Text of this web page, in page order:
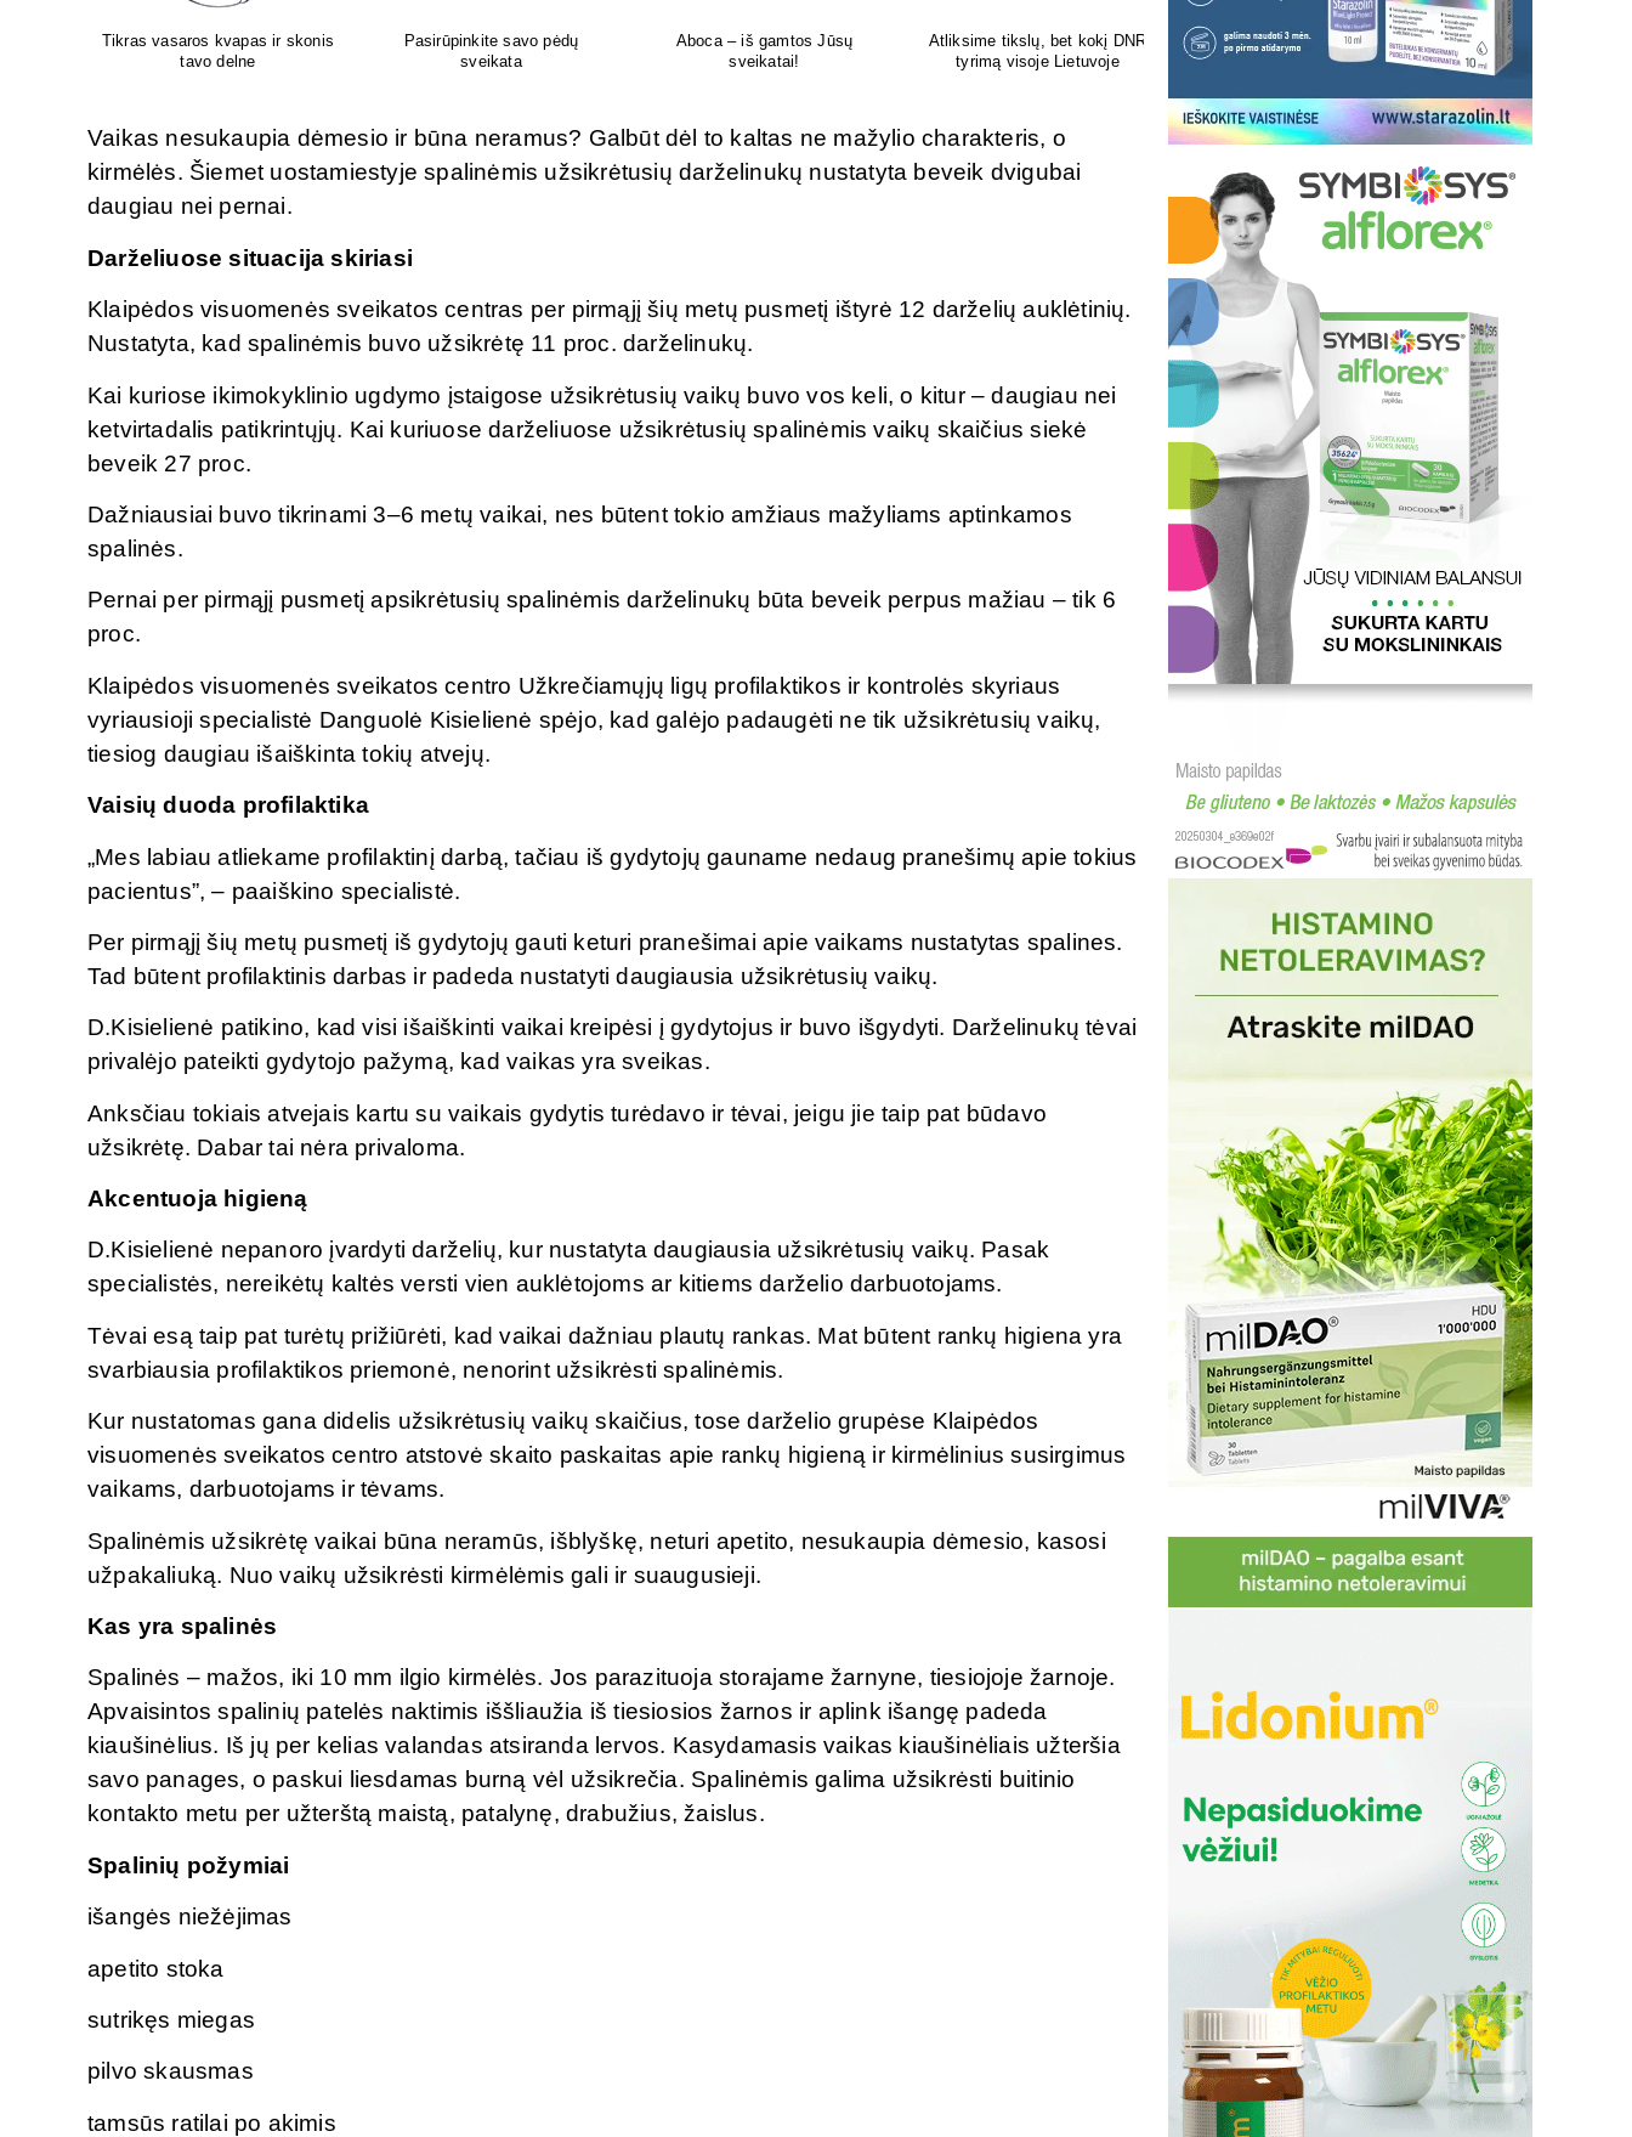
Aboca – iš gamtos Jūsų
sveikatai!
Atliksime tikslų, bet kokį DNR
tyrimą visoje Lietuvoje
Šiuolaikiška vaikų sveikatos
priežiūros įstaiga
Tikras vasaros kvapas ir skonis
tavo delne
Pasirūpinkite savo pėdų
sveikata
Vaikas nesukaupia dėmesio ir būna neramus? Galbūt dėl to kaltas ne mažylio charakteris, o
kirmėlės. Šiemet uostamiestyje spalinėmis užsikrėtusių darželinukų nustatyta beveik dvigubai
daugiau nei pernai.
Darželiuose situacija skiriasi
Klaipėdos visuomenės sveikatos centras per pirmąjį šių metų pusmetį ištyrė 12 darželių auklėtinių.
Nustatyta, kad spalinėmis buvo užsikrėtę 11 proc. darželinukų.
Kai kuriose ikimokyklinio ugdymo įstaigose užsikrėtusių vaikų buvo vos keli, o kitur – daugiau nei
ketvirtadalis patikrintųjų. Kai kuriuose darželiuose užsikrėtusių spalinėmis vaikų skaičius siekė
beveik 27 proc.
Dažniausiai buvo tikrinami 3–6 metų vaikai, nes būtent tokio amžiaus mažyliams aptinkamos
spalinės.
Pernai per pirmąjį pusmetį apsikrėtusių spalinėmis darželinukų būta beveik perpus mažiau – tik 6
proc.
Klaipėdos visuomenės sveikatos centro Užkrečiamųjų ligų profilaktikos ir kontrolės skyriaus
vyriausioji specialistė Danguolė Kisielienė spėjo, kad galėjo padaugėti ne tik užsikrėtusių vaikų,
tiesiog daugiau išaiškinta tokių atvejų.
Vaisių duoda profilaktika
„Mes labiau atliekame profilaktinį darbą, tačiau iš gydytojų gauname nedaug pranešimų apie tokius
pacientus”, – paaiškino specialistė.
Per pirmąjį šių metų pusmetį iš gydytojų gauti keturi pranešimai apie vaikams nustatytas spalines.
Tad būtent profilaktinis darbas ir padeda nustatyti daugiausia užsikrėtusių vaikų.
D.Kisielienė patikino, kad visi išaiškinti vaikai kreipėsi į gydytojus ir buvo išgydyti. Darželinukų tėvai
privalėjo pateikti gydytojo pažymą, kad vaikas yra sveikas.
Anksčiau tokiais atvejais kartu su vaikais gydytis turėdavo ir tėvai, jeigu jie taip pat būdavo
užsikrėtę. Dabar tai nėra privaloma.
Akcentuoja higieną
D.Kisielienė nepanoro įvardyti darželių, kur nustatyta daugiausia užsikrėtusių vaikų. Pasak
specialistės, nereikėtų kaltės versti vien auklėtojoms ar kitiems darželio darbuotojams.
Tėvai esą taip pat turėtų prižiūrėti, kad vaikai dažniau plautų rankas. Mat būtent rankų higiena yra
svarbiausia profilaktikos priemonė, nenorint užsikrėsti spalinėmis.
Kur nustatomas gana didelis užsikrėtusių vaikų skaičius, tose darželio grupėse Klaipėdos
visuomenės sveikatos centro atstovė skaito paskaitas apie rankų higieną ir kirmėlinius susirgimus
vaikams, darbuotojams ir tėvams.
Spalinėmis užsikrėtę vaikai būna neramūs, išblyškę, neturi apetito, nesukaupia dėmesio, kasosi
užpakaliuką. Nuo vaikų užsikrėsti kirmėlėmis gali ir suaugusieji.
Kas yra spalinės
Spalinės – mažos, iki 10 mm ilgio kirmėlės. Jos parazituoja storajame žarnyne, tiesiojoje žarnoje.
Apvaisintos spalinių patelės naktimis iššliaužia iš tiesiosios žarnos ir aplink išangę padeda
kiaušinėlius. Iš jų per kelias valandas atsiranda lervos. Kasydamasis vaikas kiaušinėliais užteršia
savo panages, o paskui liesdamas burną vėl užsikrečia. Spalinėmis galima užsikrėsti buitinio
kontakto metu per užterštą maistą, patalynę, drabužius, žaislus.
Spalinių požymiai
išangės niežėjimas
apetito stoka
sutrikęs miegas
pilvo skausmas
tamsūs ratilai po akimis